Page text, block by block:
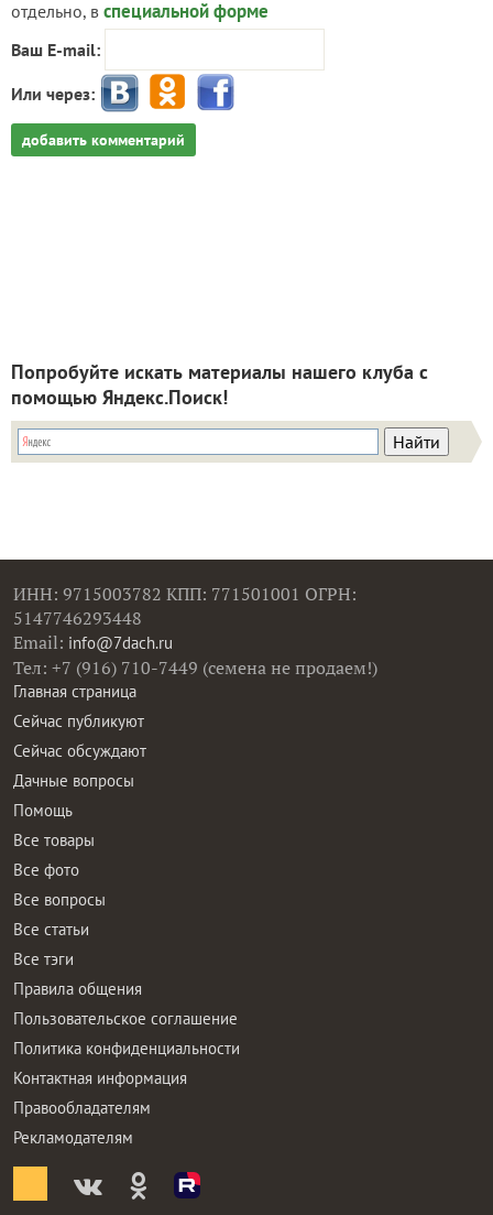
отдельно, в специальной форме
Ваш E-mail:
Или через:
добавить комментарий
Попробуйте искать материалы нашего клуба с
помощью Яндекс.Поиск!
ИНН: 9715003782 КПП: 771501001 ОГРН:
5147746293448
Email: info@7dach.ru
Тел: +7 (916) 710-7449 (семена не продаем!)
Главная страница
Сейчас публикуют
Сейчас обсуждают
Дачные вопросы
Помощь
Все товары
Все фото
Все вопросы
Все статьи
Все тэги
Правила общения
Пользовательское соглашение
Политика конфиденциальности
Контактная информация
Правообладателям
Рекламодателям